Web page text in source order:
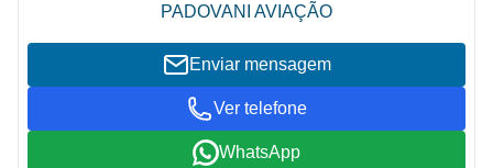
PADOVANI AVIAÇÃO
Enviar mensagem
Ver telefone
WhatsApp